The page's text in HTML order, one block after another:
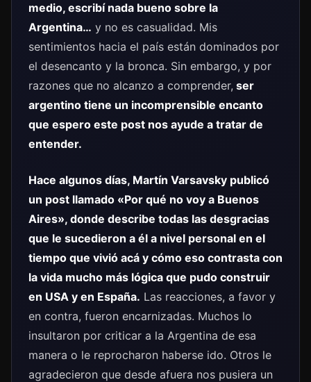
medio, escribí nada bueno sobre la
Argentina… y no es casualidad. Mis
sentimientos hacia el país están dominados por
el desencanto y la bronca. Sin embargo, y por
razones que no alcanzo a comprender, ser
argentino tiene un incomprensible encanto
que espero este post nos ayude a tratar de
entender.
Hace algunos días, Martín Varsavsky publicó
un post llamado «Por qué no voy a Buenos
Aires», donde describe todas las desgracias
que le sucedieron a él a nivel personal en el
tiempo que vivió acá y cómo eso contrasta con
la vida mucho más lógica que pudo construir
en USA y en España. Las reacciones, a favor y
en contra, fueron encarnizadas. Muchos lo
insultaron por criticar a la Argentina de esa
manera o le reprocharon haberse ido. Otros le
agradecieron que desde afuera nos pusiera un